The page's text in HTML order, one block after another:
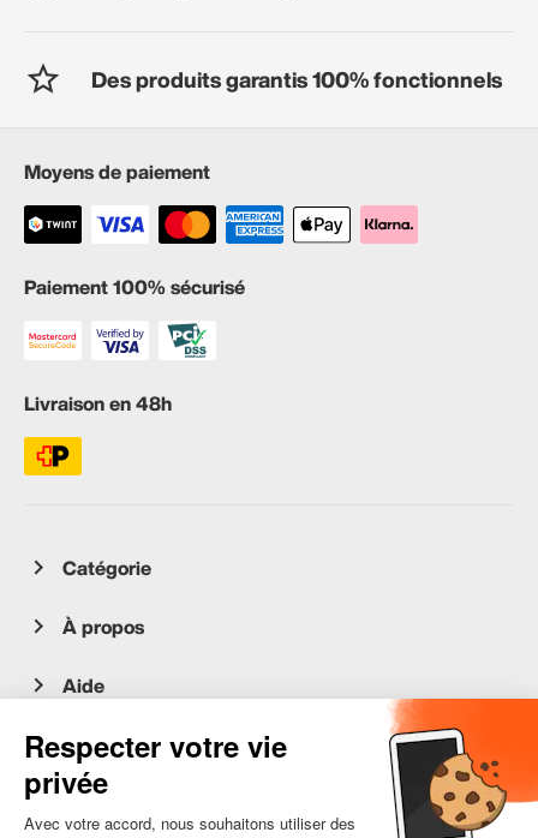
Des produits garantis 100% fonctionnels
Moyens de paiement
Paiement 100% sécurisé
Livraison en 48h
Catégorie
À propos
Aide
Service client
occasion.migros.mobile@recommerce.com